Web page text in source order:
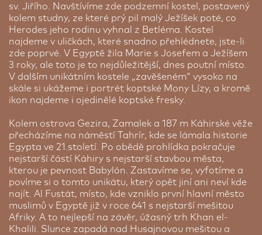
sv. Jiřího. Navštívíme zde podzemní kostel, postavený
kolem studny, ze které prý pil malý Ježíšek poté, co
Herodes jeho rodinu vyhnal z Betléma. Kostel
najdeme v uličkách, které snadno přehlédnete, jste-li
zde poprvé. V Egyptě žila Marie s Josefem a Ježíšem
3 roky, ale toto je to nejdůležitější, dnes poutní místo.
V dalším unikátním kostele „zavěšeném“ vysoko na
skále si ukážeme i portrét koptské Mony Lízy, a kromě
ikon najdeme i ojedinělé koptské fresky.
Kolem ostrova Gezira, Zamalek a 187 m Káhirské věže
přecházíme na náměstí Tahrír, kde se lámala historie
Egypta ve 21.století. Po obědě prohlídka pokračuje
nejstarší částí Káhiry s nejstarší stavbou města,
kterou je pevnost Babylón. Zastavíme se, vyfotíme a
povíme si o tomto unikátu, který opět jiní ani neví kde
najít. Al Fustát, místo, kde vzniklo první hlavní město
muslimů v Egyptě již v roce 641 s nejstarší mešitou
Afriky. A to nejlepší na závěr, úžasný trh Khan el-
Khalili. Slunce zapadá nad Husajnovou mešitou a